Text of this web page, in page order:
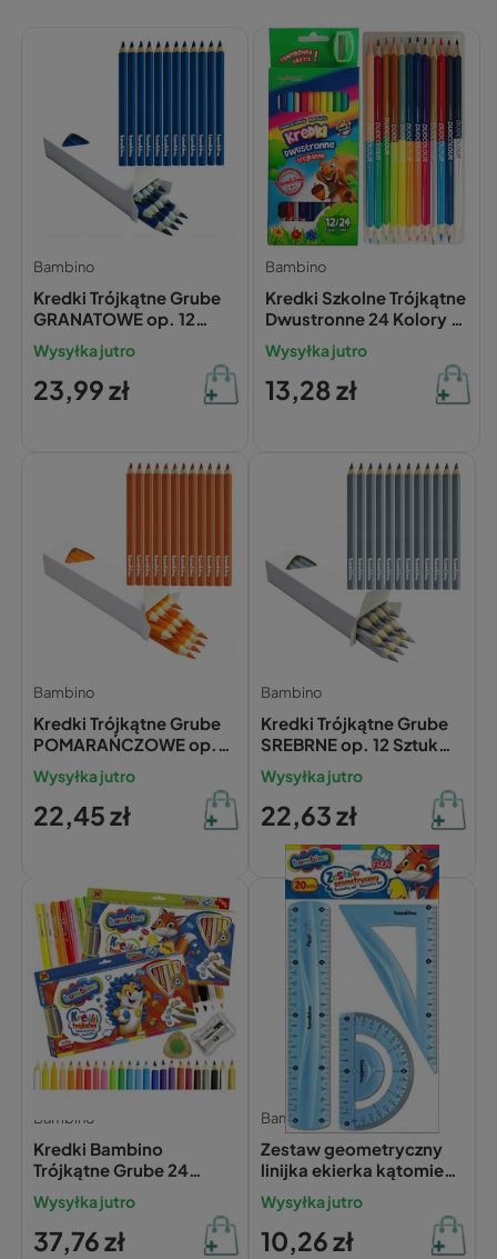
Bambino
Kredki Trójkątne Grube
GRANATOWE op. 12
Sztuk Bambino
Wysyłka jutro
23,99 zł
Bambino
Kredki Szkolne Trójkątne
Dwustronne 24 Kolory 12
Sztuk Temperówka
Bambino
Wysyłka jutro
13,28 zł
Bambino
Kredki Trójkątne Grube
POMARAŃCZOWE op.
12 Sztuk Bambino
Wysyłka jutro
22,45 zł
Bambino
Kredki Trójkątne Grube
SREBRNE op. 12 Sztuk
Bambino
Wysyłka jutro
22,63 zł
Bambino
Kredki Bambino
Trójkątne Grube 24
Kolory Z Glinki
Kaolinowej
+Temperówka
Wysyłka jutro
37,76 zł
Bambino
Zestaw geometryczny
linijka ekierka kątomierz
20 cm Bambino Flexi
Wysyłka jutro
10,26 zł